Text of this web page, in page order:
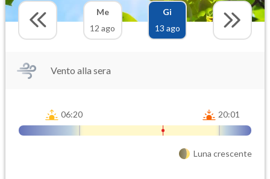
Me
12 ago
Gi
13 ago
Vento alla sera
06:20 20:01
Luna crescente